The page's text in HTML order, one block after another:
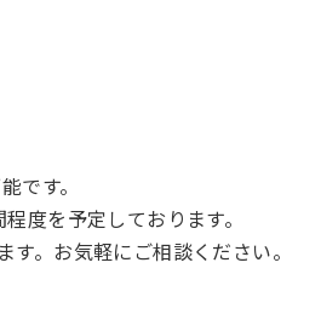
です。
度を予定しております。
。お気軽にご相談ください。